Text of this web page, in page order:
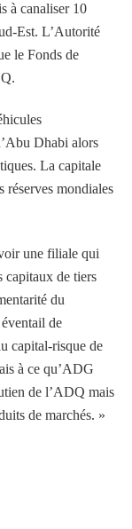
à canaliser 10
Est. L’Autorité
le Fonds de
Dhabi alors
La capitale
réserves mondiales
une filiale qui
capitaux de tiers
du
de
capital-risque de
à ce qu’ADG
de l’ADQ mais
de marchés. »